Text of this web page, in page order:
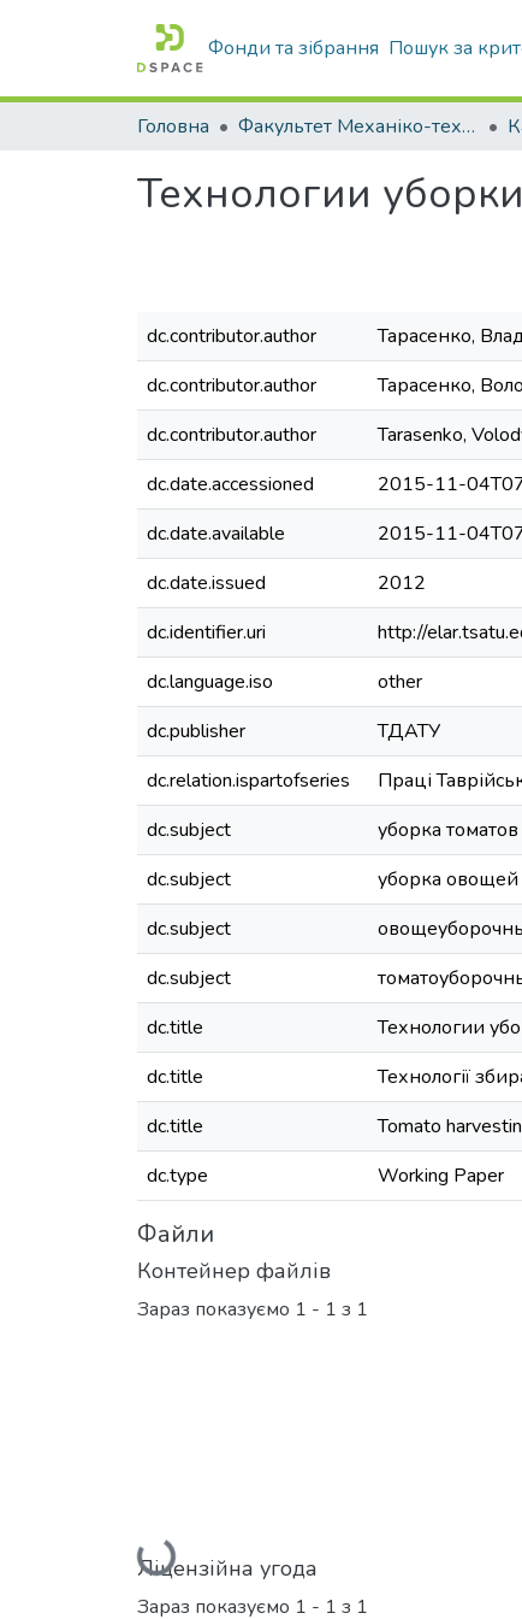
Фонди та зібрання Пошук за
Головна Факультет Механіко-технологічний
Технологии
dc.contributor.author
Тарасенко,
dc.contributor.author
Тарасенко,
dc.contributor.author
Tarasenko,
dc.date.accessioned
2015-11-
dc.date.available
2015-11-
dc.date.issued
2012
dc.identifier.uri
http://
dc.language.iso
other
dc.publisher
ТДАТУ
dc.relation.ispartofseries
Праці
dc.subject
уборка томатов
dc.subject
уборка овощей
dc.subject
dc.subject
dc.title
Технологии
dc.title
Технології
dc.title
Tomato
dc.type
Working Paper
Файли
Контейнер файлів
Зараз показуємо 1 - 1 з 1
Вантажиться...
Ліцензійна угода
Зараз показуємо 1 - 1 з 1